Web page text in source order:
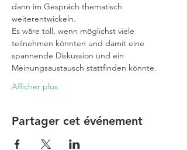
dann im Gespräch thematisch
weiterentwickeln.
Es wäre toll, wenn möglichst viele
teilnehmen könnten und damit eine
spannende Diskussion und ein
Meinungsaustausch stattfinden könnte.
Afficher plus
Partager cet événement